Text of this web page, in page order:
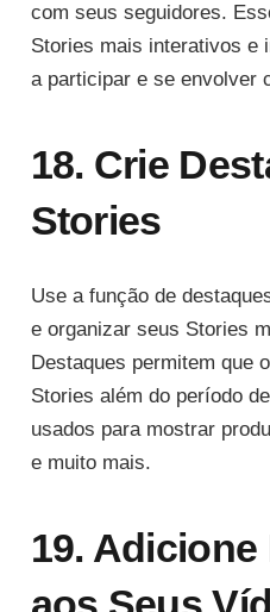
com seus seguidores.
Stories mais interativos e
a participar e se envolver
18. Crie
Stories
Use a função de
e organizar seus Stories
Destaques permitem que
Stories além do período
usados para mostrar
e muito mais.
19.